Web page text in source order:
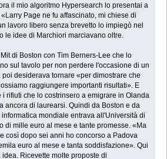
il mio algoritmo Hypersearch lo presentai a
Page ne fu affascinato, mi chiese di
lavoro libero senza brevetto lo impiegò nel
le idee di Marchiori marciavano oltre.
di Boston con Tim Berners-Lee che lo
sul tavolo per non perdere l'occasione di un
desiderava tornare «per dimostrare che
raggiungere importanti risultati». E
rifiuti che lo costrinsero a emigrare in Olanda
ancora di laurearsi. Quindi da Boston e da
mondiale entrava all'Università di
di mille euro al mese e tante promesse. «Ma
così dopo sei anni ho concorso a Padova
euro al mese e tanta soddisfazione». Qui
Ricevette molte proposte di